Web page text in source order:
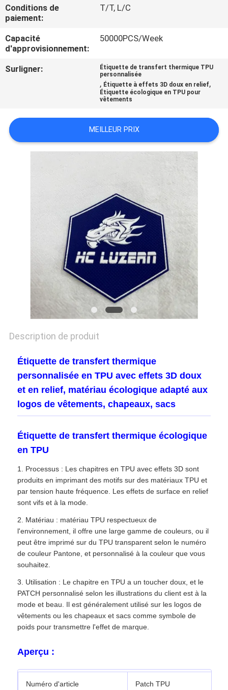
DEMANDEZ
UNE
CITATION
PRIVACY
POLICY
Conditions de
paiement:
T/T, L/C
Capacité
d'approvisionnement:
50000PCS/Week
Surligner:
Étiquette de transfert thermique TPU
personnalisée
, Étiquette à effets 3D doux en relief,
Étiquette écologique en TPU pour
vêtements
MEILLEUR PRIX
Description de produit
Étiquette de transfert thermique
personnalisée en TPU avec effets 3D doux
et en relief, matériau écologique adapté aux
logos de vêtements, chapeaux, sacs
Étiquette de transfert thermique écologique
en TPU
1. Processus : Les chapitres en TPU avec effets 3D sont
produits en imprimant des motifs sur des matériaux TPU et
par tension haute fréquence. Les effets de surface en relief
sont vifs et à la mode.
2. Matériau : matériau TPU respectueux de
l'environnement, il offre une large gamme de couleurs, ou il
peut être imprimé sur du TPU transparent selon le numéro
de couleur Pantone, et personnalisé à la couleur que vous
souhaitez.
3. Utilisation : Le chapitre en TPU a un toucher doux, et le
PATCH personnalisé selon les illustrations du client est à la
mode et beau. Il est généralement utilisé sur les logos de
vêtements ou les chapeaux et sacs comme symbole de
poids pour transmettre l'effet de marque.
Aperçu :
Numéro d'article Patch TPU